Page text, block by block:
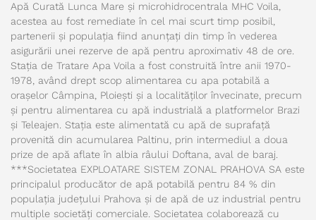
Apă Curată Lunca Mare și microhidrocentrala MHC Voila,
acestea au fost remediate în cel mai scurt timp posibil,
partenerii și populația fiind anunțați din timp în vederea
asigurării unei rezerve de apă pentru aproximativ 48 de ore.
Stația de Tratare Apa Voila a fost construită între anii 1970-
1978, având drept scop alimentarea cu apa potabilă a
orașelor Câmpina, Ploiești și a localităților învecinate, precum
și pentru alimentarea cu apă industrială a platformelor Brazi
și Teleajen. Stația este alimentată cu apă de suprafață
provenită din acumularea Paltinu, prin intermediul a doua
prize de apă aflate în albia râului Doftana, aval de baraj.
***Societatea EXPLOATARE SISTEM ZONAL PRAHOVA SA este
principalul producător de apă potabilă pentru 84 % din
populația județului Prahova și de apă de uz industrial pentru
multiple societăți comerciale. Societatea colaborează cu